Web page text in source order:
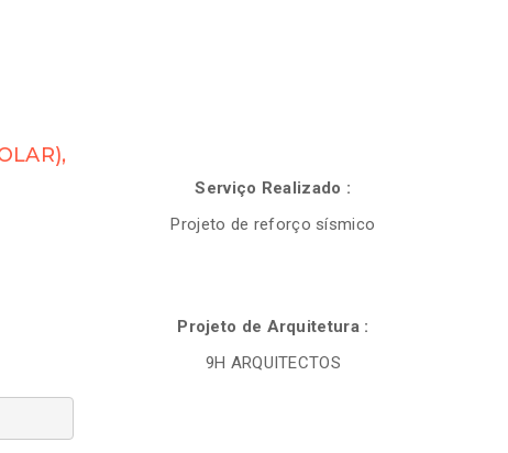
Serviço Realizado :
Projeto de reforço sísmico
Projeto de Arquitetura :
9H ARQUITECTOS